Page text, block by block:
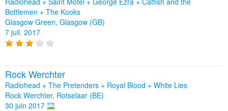
Bottlemen + The Kooks
Glasgow Green, Glasgow (GB)
7 juil. 2017
Rock Werchter
Radiohead + The Pretenders + Royal Blood + White Lies
Rock Werchter, Rotselaar (BE)
30 juin 2017